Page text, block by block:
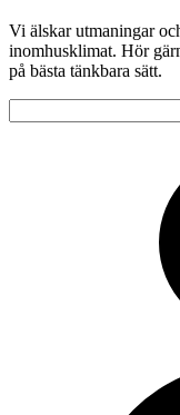
Vi älskar utmaningar
inomhusklimat. Hör
på bästa tänkbara sätt.